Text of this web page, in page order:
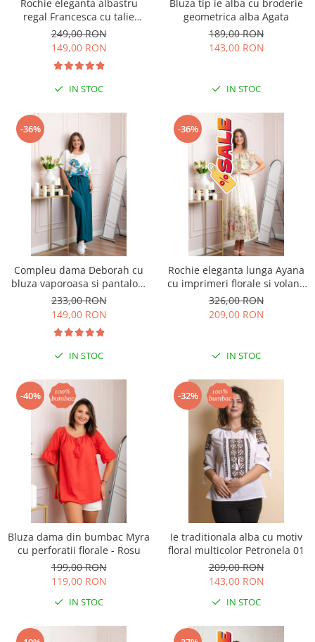
Rochie eleganta albastru
regal Francesca cu talie
incretita
249,00 RON
149,00 RON
IN STOC
Bluza tip ie alba cu broderie
geometrica alba Agata
189,00 RON
143,00 RON
IN STOC
-36%
Compleu dama Deborah cu
bluza vaporoasa si pantaloni
largi - Turcoaz inchis
233,00 RON
149,00 RON
IN STOC
-36%
Rochie eleganta lunga Ayana
cu imprimeri florale si volane
ample - Ivoire
326,00 RON
209,00 RON
IN STOC
-40%
Bluza dama din bumbac Myra
cu perforatii florale - Rosu
199,00 RON
119,00 RON
IN STOC
-32%
Ie traditionala alba cu motiv
floral multicolor Petronela 01
209,00 RON
143,00 RON
IN STOC